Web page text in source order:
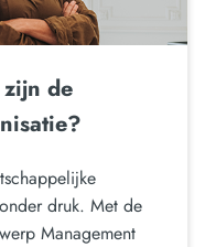
de
druk. Met de
Management